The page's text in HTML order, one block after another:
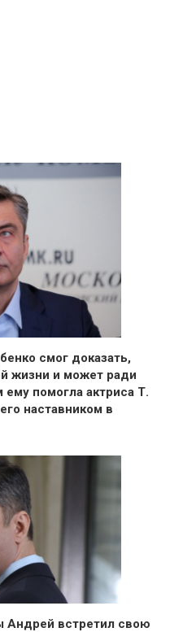
смог доказать,
жизни и может ради
помогла актриса Т.
наставником в
Андрей встретил свою